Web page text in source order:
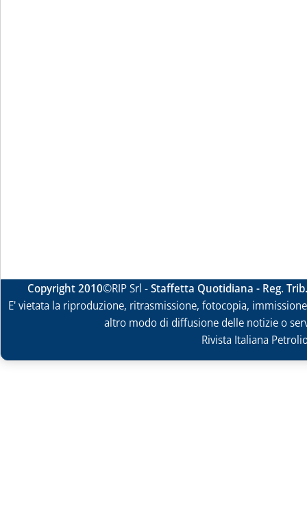
Copyright 2010©RIP Srl -Staffetta Quotidiana - Reg.
E' vietata la riproduzione, ritrasmissione, fotocopia,
altro modo di diffusione delle notizie o
Rivista Italiana